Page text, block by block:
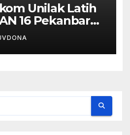
Unilak Latih
16 Pekanbaru
Berbasis